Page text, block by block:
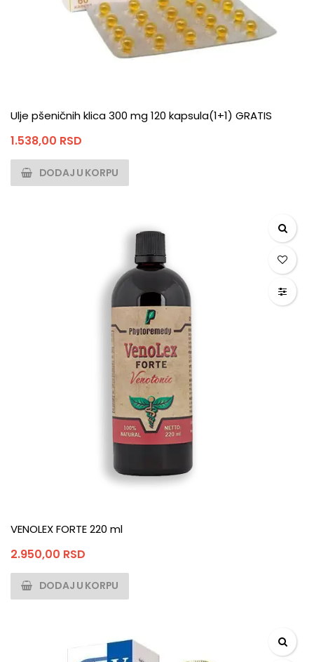
Ulje pšeničnih klica 300 mg 120 kapsula(1+1) GRATIS
1.538,00 RSD
DODAJ U KORPU
VENOLEX FORTE 220 ml
2.950,00 RSD
DODAJ U KORPU